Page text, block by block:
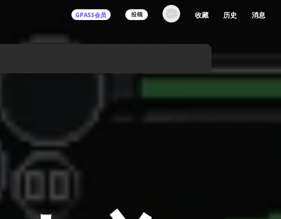
GPASS会员 收藏 历史 消息